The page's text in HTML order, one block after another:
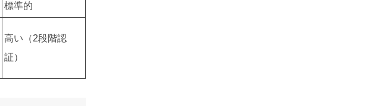
標準的
高い（2段階認
証）